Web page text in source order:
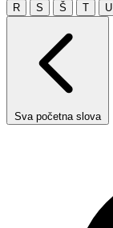
R
S Š T U
Sva početna slova